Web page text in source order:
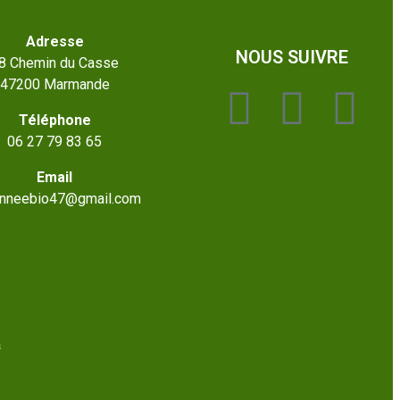
Adresse
Chemin du Casse
47200 Marmande
Téléphone
06 27 79 83 65
Email
NOUS SUIVRE